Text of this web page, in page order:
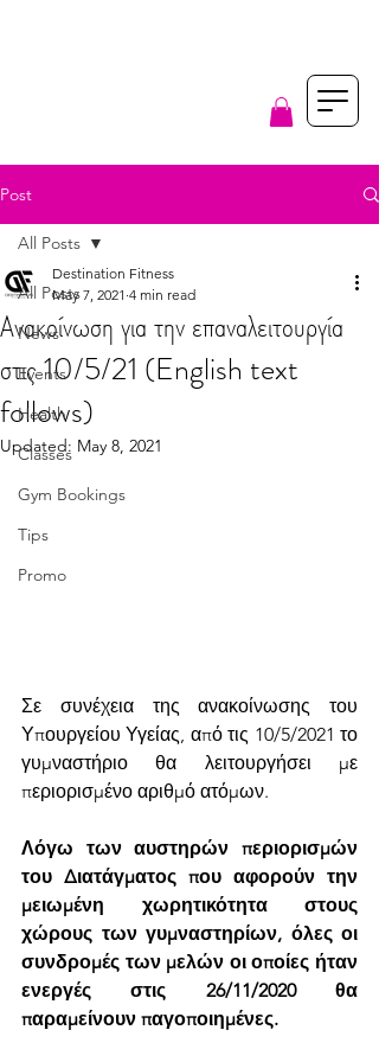
Post
All Posts
News
Events
Health
Classes
Gym Bookings
Tips
Promo
All Posts
Ανακοίνωση για την επαναλειτουργία
στις 10/5/21 (English text
follows)
Destination Fitness
May 7, 2021 4 min read
Updated: May 8, 2021
Σε συνέχεια της ανακοίνωσης του
Υπουργείου Υγείας, από τις 10/5/2021 το
γυμναστήριο θα λειτουργήσει με
περιορισμένο αριθμό ατόμων.
Λόγω των αυστηρών περιορισμών
του Διατάγματος που αφορούν την
μειωμένη χωρητικότητα στους
χώρους των γυμναστηρίων, όλες οι
συνδρομές των μελών οι οποίες ήταν
ενεργές στις 26/11/2020 θα
παραμείνουν παγοποιημένες.